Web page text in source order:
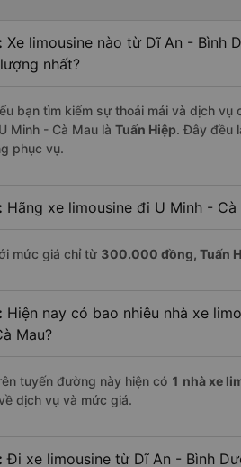
Xe limousine nào từ Dĩ An - Bình
nhất?
bạn tìm kiếm sự thoải mái và dịch
Minh - Cà Mau là Tuấn Hiệp. Đây đều
phục vụ.
Hãng xe limousine đi U Minh -
mức giá chỉ từ 300.000 đồng, Tuấn
Hiện nay có bao nhiêu nhà xe
Mau?
tuyến đường này hiện có 1 nhà xe
dịch vụ và mức giá.
Đi xe limousine từ Dĩ An - Bình